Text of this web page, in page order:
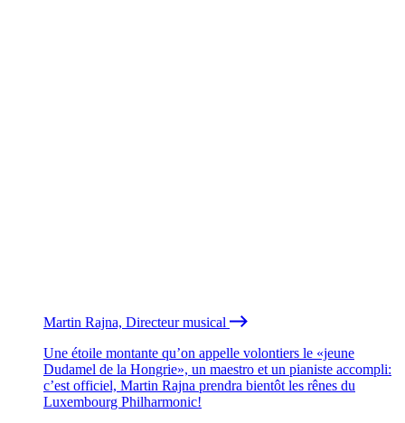
Martin Rajna, Directeur musical
Une étoile montante qu’on appelle volontiers le «jeune
Dudamel de la Hongrie», un maestro et un pianiste accompli:
c’est officiel, Martin Rajna prendra bientôt les rênes du
Luxembourg Philharmonic!